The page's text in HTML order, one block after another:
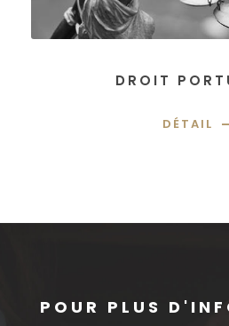
DROIT
DÉTAIL
POUR PLUS